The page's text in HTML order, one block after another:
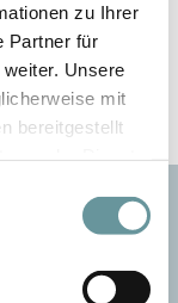
zu Ihrer
Partner für
Unsere
mit
bereitgestellt